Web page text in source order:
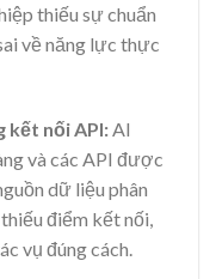
thiếu sự chuẩn
về năng lực thực
kết nối API:AI
và các API được
dữ liệu phân
điểm kết nối,
vụ đúng cách.